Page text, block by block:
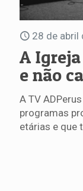
28 de abril
A
e não
A TV
programas
etárias e que